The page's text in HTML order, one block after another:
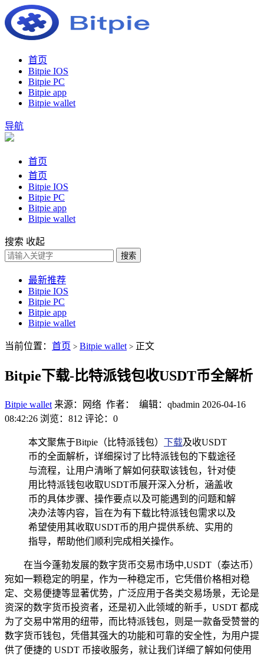
首页
Bitpie IOS
Bitpie PC
Bitpie app
Bitpie wallet
导航
首页
首页
Bitpie IOS
Bitpie PC
Bitpie app
Bitpie wallet
搜索 收起
搜索
最新推荐
Bitpie IOS
Bitpie PC
Bitpie app
Bitpie wallet
当前位置： 首页 > Bitpie wallet > 正文
Bitpie下载-比特派钱包收USDT币全解析
Bitpie wallet 来源：网络 作者： 编辑：qbadmin 2026-04-16
08:42:26 浏览：812 评论：0
本文聚焦于Bitpie（比特派钱包） 下载及收USDT
币的全面解析，详细探讨了比特派钱包的下载途径
与流程，让用户清晰了解如何获取该钱包，针对使
用比特派钱包收取USDT币展开深入分析，涵盖收
币的具体步骤、操作要点以及可能遇到的问题和解
决办法等内容，旨在为有下载比特派钱包需求以及
希望使用其收取USDT币的用户提供系统、实用的
指导，帮助他们顺利完成相关操作。
在当今蓬勃发展的数字货币交易市场中,USDT（泰达币）
宛如一颗稳定的明星，作为一种稳定币，它凭借价格相对稳
定、交易便捷等显著优势，广泛应用于各类交易场景，无论是
资深的数字货币投资者，还是初入此领域的新手，USDT 都成
为了交易中常用的纽带，而比特派钱包，则是一款备受赞誉的
数字货币钱包，凭借其强大的功能和可靠的安全性，为用户提
供了便捷的 USDT 币接收服务，就让我们详细了解如何使用